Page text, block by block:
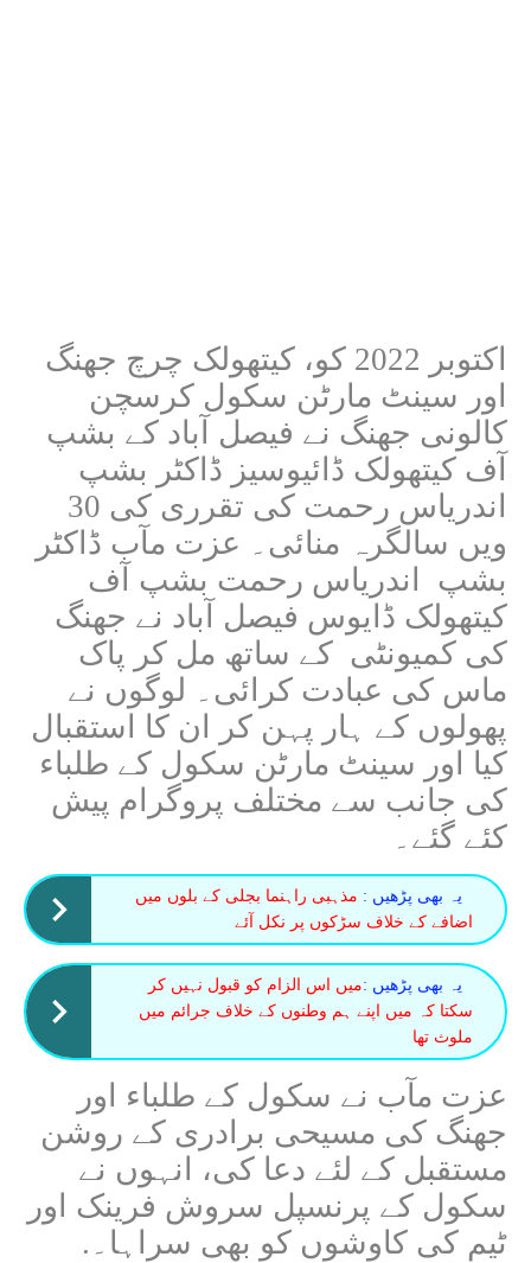
اکتوبر 2022 کو، کیتھولک چرچ جھنگ
اور سینٹ مارٹن سکول کرسچن
کالونی جھنگ نے فیصل آباد کے بشپ
آف کیتھولک ڈائیوسیز ڈاکٹر بشپ
اندریاس رحمت کی
تقرری کی 30
ویں سالگرہ منائی۔ عزت مآب ڈاکٹر
بشپ اندریاس رحمت بشپ آف
کیتھولک ڈایوس فیصل آباد نے جھنگ
کی کمیونٹی کے ساتھ مل کر پاک
ماس کی عبادت کرائی۔ لوگوں نے
پھولوں کے ہار پہن کر ان کا استقبال
کیا اور سینٹ مارٹن سکول کے طلباء
کی جانب سے مختلف پروگرام پیش
کئے گئے۔
یہ بھی پڑھیں : مذہبی راہنما بجلی کے بلوں میں
اضافے کے خلاف سڑکوں پر نکل آئے
یہ بھی پڑھیں :میں اس الزام کو قبول نہیں کر
سکتا کہ میں اپنے ہم وطنوں کے خلاف جرائم میں
ملوث تھا
عزت مآب نے سکول کے طلباء اور
جھنگ کی مسیحی برادری کے روشن
مستقبل کے لئے دعا کی، انہوں نے
سکول کے پرنسپل سروش فرینک اور
ٹیم کی کاوشوں کو بھی سراہا۔ .